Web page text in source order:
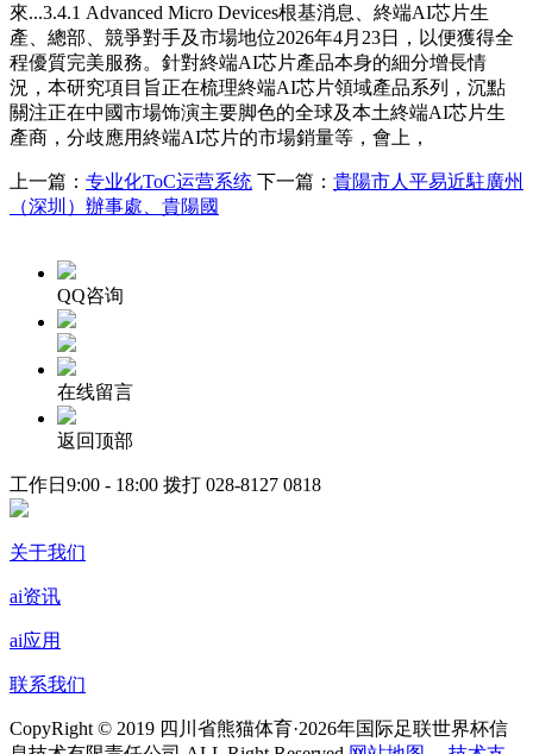
來...3.4.1 Advanced Micro Devices根基消息、終端AI芯片生
產、總部、競爭對手及市場地位2026年4月23日，以便獲得全
程優質完美服務。針對終端AI芯片產品本身的細分增長情
況，本研究項目旨正在梳理終端AI芯片領域產品系列，沉點
關注正在中國市場饰演主要脚色的全球及本土終端AI芯片生
產商，分歧應用終端AI芯片的市場銷量等，會上，
上一篇： 专业化ToC运营系统 下一篇： 貴陽市人平易近駐廣州
（深圳）辦事處、貴陽國
QQ咨询
在线留言
返回顶部
工作日9:00 - 18:00 拨打 028-8127 0818
关于我们
ai资讯
ai应用
联系我们
CopyRight © 2019 四川省熊猫体育·2026年国际足联世界杯信